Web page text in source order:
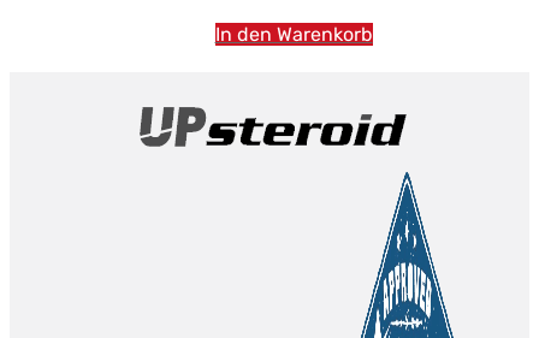
In den Warenkorb